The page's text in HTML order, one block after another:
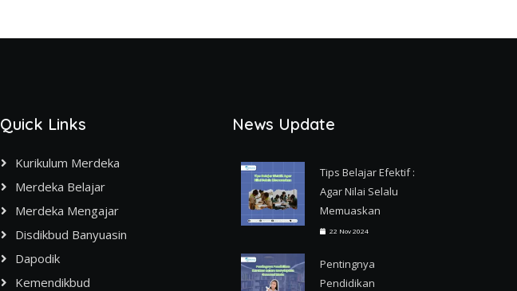
Quick Links
Kurikulum Merdeka
Merdeka Belajar
Merdeka Mengajar
Disdikbud Banyuasin
Dapodik
Kemendikbud
News Update
Tips Belajar Efektif :
Agar Nilai Selalu
Memuaskan
22 Nov 2024
Pentingnya
Pendidikan